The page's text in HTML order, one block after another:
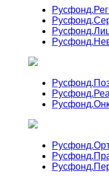
Русфонд.
Русфонд.
Русфонд.
Русфонд.
Русфонд.
Русфонд.
Русфонд.
Русфонд.
Русфонд.
Русфонд.